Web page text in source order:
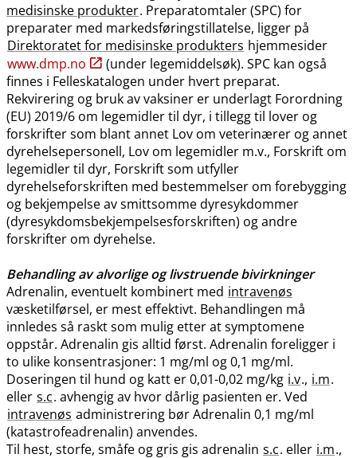
medisinske produkter. Preparatomtaler (SPC) for
preparater med markedsføringstillatelse, ligger på
Direktoratet for medisinske produkters hjemmesider
www.dmp.no
(under legemiddelsøk). SPC kan også
finnes i Felleskatalogen under hvert preparat.
Rekvirering og bruk av vaksiner er underlagt Forordning
(EU) 2019/6 om legemidler til dyr, i tillegg til lover og
forskrifter som blant annet Lov om veterinærer og annet
dyrehelsepersonell, Lov om legemidler m.v., Forskrift om
legemidler til dyr, Forskrift som utfyller
dyrehelseforskriften med bestemmelser om forebygging
og bekjempelse av smittsomme dyresykdommer
(dyresykdomsbekjempelsesforskriften) og andre
forskrifter om dyrehelse.
Behandling av alvorlige og livstruende bivirkninger
Adrenalin, eventuelt kombinert med intravenøs
væsketilførsel, er mest effektivt. Behandlingen må
innledes så raskt som mulig etter at symptomene
oppstår. Adrenalin gis alltid først. Adrenalin foreligger i
to ulike konsentrasjoner: 1 mg/ml og 0,1 mg​/​ml.
Doseringen til hund og katt er 0,01-0,02 mg/kg i.v., i.m.
eller s.c. avhengig av hvor dårlig pasienten er. Ved
intravenøs administrering bør Adrenalin 0,1 mg/ml
(katastrofeadrenalin) anvendes.
Til hest, storfe, småfe og gris gis adrenalin s.c. eller i.m.,